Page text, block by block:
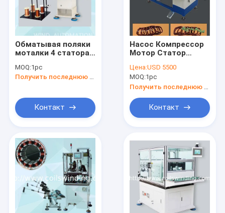
Обматывая поляки
моталки 4 статора
затеняемые
поляком
машину замотки
иглы
MOQ:1pc
Получить последнюю цену
Контакт
Насос Компрессор
Мотор Статор
Катушка
Изготовление
станка с ЧПУ Китай
Поставщик
Цена:USD 5500
MOQ:1pc
Контакт